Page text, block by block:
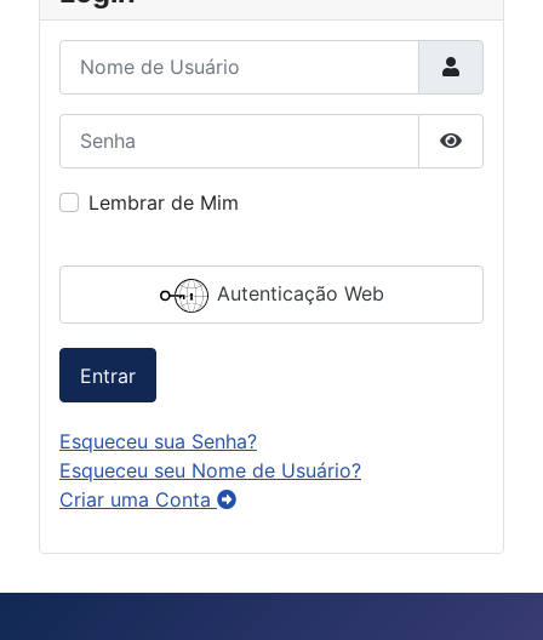
Nome de Usuário
Mostrar
Lembrar de Mim
Autenticação Web
Entrar
Esqueceu sua Senha?
Esqueceu seu Nome de Usuário?
Criar uma Conta